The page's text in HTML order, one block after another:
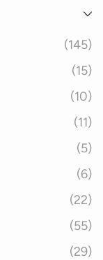
(145)
(15)
(10)
(11)
(5)
(6)
(22)
(55)
(29)